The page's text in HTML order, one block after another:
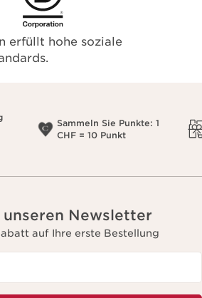
erfüllt hohe soziale
Sammeln Sie Punkte: 1
CHF = 10 Punkt
Newsletter
auf Ihre erste Bestellung